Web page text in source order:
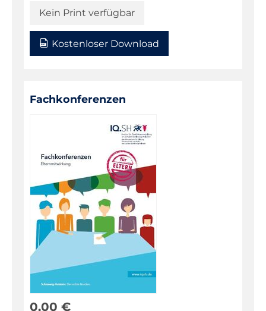
Kein Print verfügbar
Kostenloser Download
Fachkonferenzen
0,00 €